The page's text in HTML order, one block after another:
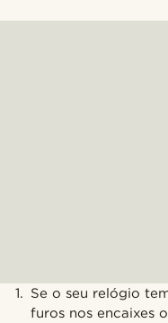
Se o seu relógio
furos nos encaixes